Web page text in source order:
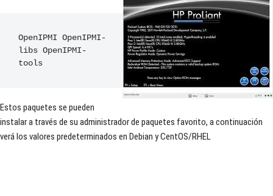
OpenIPMI OpenIPMI -
libs OpenIPMI -
tools
Estos paquetes se pueden
instalar a través de su administrador de paquetes favorito, a continuación
verá los valores predeterminados en Debian y CentOS/RHEL